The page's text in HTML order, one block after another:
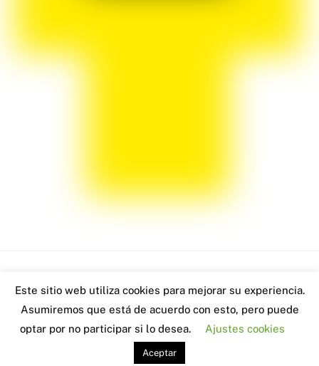
Back
To
Top
www.robertoblach.com - 2026
Este sitio web utiliza cookies para mejorar su experiencia.
Asumiremos que está de acuerdo con esto, pero puede
optar por no participar si lo desea.
Ajustes cookies
Aceptar